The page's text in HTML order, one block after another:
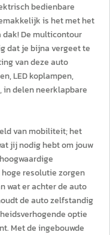
bedienbare
is het met het
De multicontour
dat je bijna vergeet te
van deze auto
LED koplampen,
delen neerklapbare
van mobiliteit; het
jij nodig hebt om jouw
resolutie zorgen
wat er achter de auto
de auto zelfstandig
optie
Met de ingebouwde